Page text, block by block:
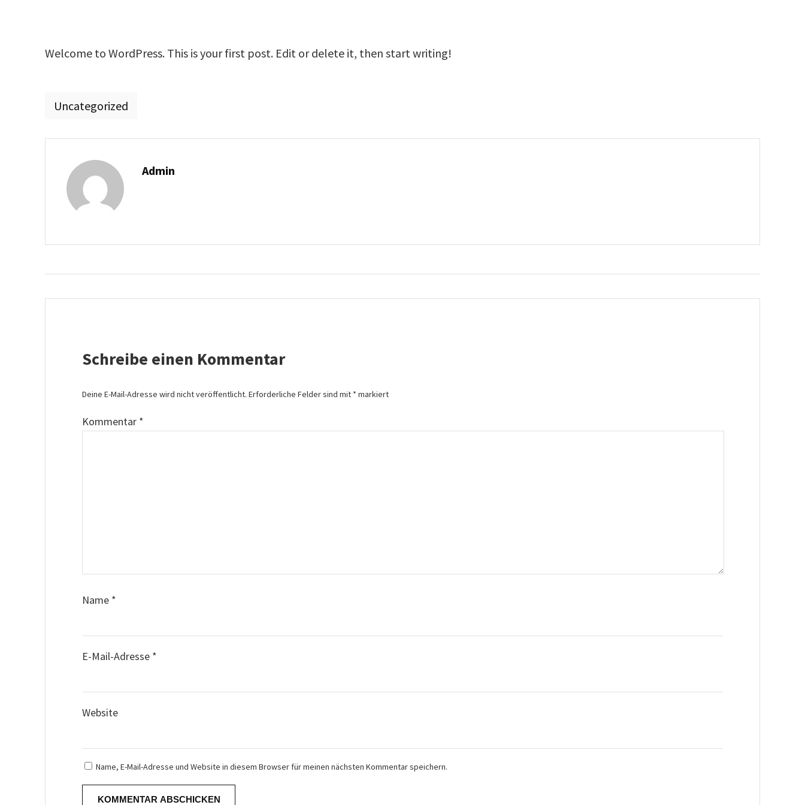
Welcome to WordPress. This is your first post. Edit or delete it, then start writing!
Uncategorized
Admin
Schreibe einen Kommentar
Deine E-Mail-Adresse wird nicht veröffentlicht. Erforderliche Felder sind mit * markiert
Kommentar *
Name *
E-Mail-Adresse *
Website
Name, E-Mail-Adresse und Website in diesem Browser für meinen nächsten Kommentar speichern.